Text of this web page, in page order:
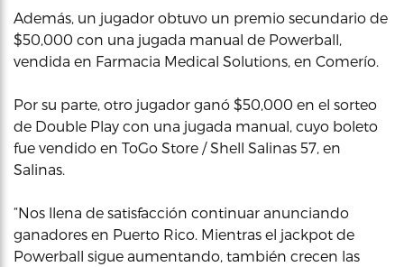
Además, un jugador obtuvo un premio secundario de
$50,000 con una jugada manual de Powerball,
vendida en Farmacia Medical Solutions, en Comerío.
Por su parte, otro jugador ganó $50,000 en el sorteo
de Double Play con una jugada manual, cuyo boleto
fue vendido en ToGo Store / Shell Salinas 57, en
Salinas.
“Nos llena de satisfacción continuar anunciando
ganadores en Puerto Rico. Mientras el jackpot de
Powerball sigue aumentando, también crecen las